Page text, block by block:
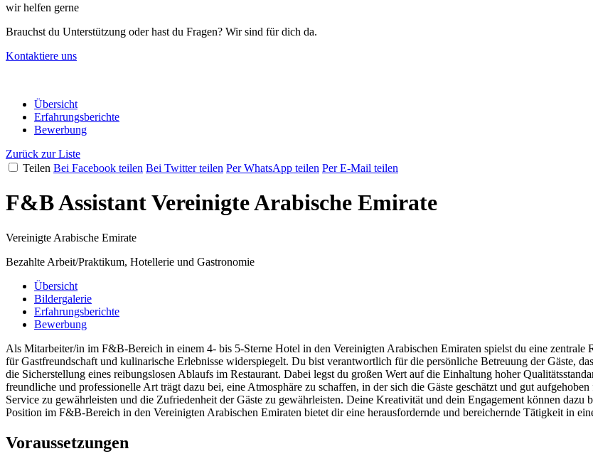
wir helfen gerne
Brauchst du Unterstützung oder hast du Fragen? Wir sind für dich da.
Kontaktiere uns
Übersicht
Erfahrungsberichte
Bewerbung
Zurück zur Liste
Teilen Bei Facebook teilen Bei Twitter teilen Per WhatsApp teilen Per E-Mail teilen
F&B Assistant Vereinigte Arabische Emirate
Vereinigte Arabische Emirate
Bezahlte Arbeit/Praktikum, Hotellerie und Gastronomie
Übersicht
Bildergalerie
Erfahrungsberichte
Bewerbung
Als Mitarbeiter/in im F&B-Bereich in einem 4- bis 5-Sterne Hotel in den Vereinigten Arabischen Emiraten spielst du eine zentrale
für Gastfreundschaft und kulinarische Erlebnisse widerspiegelt. Du bist verantwortlich für die persönliche Betreuung der Gäste,
die Sicherstellung eines reibungslosen Ablaufs im Restaurant. Dabei legst du großen Wert auf die Einhaltung hoher
freundliche und professionelle Art trägt dazu bei, eine Atmosphäre zu schaffen, in der sich die Gäste geschätzt und gut
Service zu gewährleisten und die Zufriedenheit der Gäste zu gewährleisten. Deine Kreativität und dein Engagement können dazu
Position im F&B-Bereich in den Vereinigten Arabischen Emiraten bietet dir eine herausfordernde und bereichernde Tätigkeit in
Voraussetzungen